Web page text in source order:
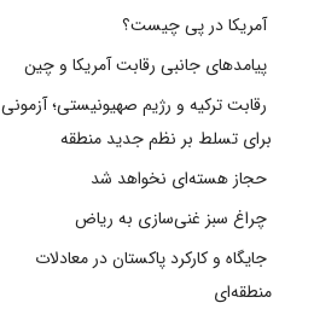
آمریکا در پی چیست؟
پیامدهای جانبی رقابت آمریکا و چین
رقابت ترکیه و رژیم صهیونیستی؛ آزمونی
برای تسلط بر نظم جدید منطقه
حجاز هسته‌ای نخواهد شد
چراغ سبز غنی‌سازی به ریاض
جایگاه و کارکرد پاکستان در معادلات
منطقه‌ای